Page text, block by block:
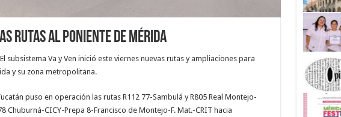
rutas al poniente de Mérida
subsistema Va y Ven inició este viernes nuevas rutas y ampliaciones para
y su zona metropolitana.
puso en operación las rutas R112 77-Sambulá y R805 Real Montejo-
Chuburná-CICY-Prepa 8-Francisco de Montejo-F. Mat.-CRIT hacia